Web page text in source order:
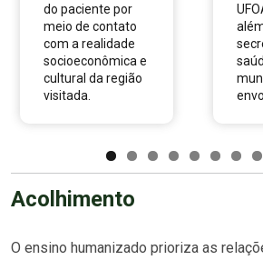
do paciente por
meio de contato
com a realidade
socioeconômica e
cultural da região
visitada.
Acolhimento
O ensino humanizado prioriza as